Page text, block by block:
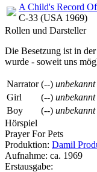
A Child's Record
C-33 (USA 1969)
Rollen und Darsteller
Die Besetzung ist in der
wurde - soweit uns
Narrator (--) unbekannt
Girl
(--) unbekannt
Boy
(--) unbekannt
Hörspiel
Prayer For Pets
Produktion: Damil
Aufnahme: ca. 1969
Erstausgabe: